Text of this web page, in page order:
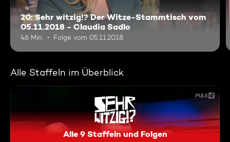
20: Sehr witzig!? Der Witze-Stammtisch vom
05.11.2018 - Claudia Sadlo
46 Min. Folge vom 05.11.2018
Alle Staffeln im Überblick
Alle 9 Staffeln und Folgen